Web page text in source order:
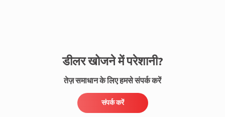
डीलर खोजने में परेशानी?
तेज़ समाधान के लिए हमसे संपर्क करें
संपर्क करें